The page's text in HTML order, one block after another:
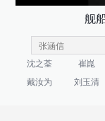
舰
沈之荃 崔崑
戴汝为
刘玉清